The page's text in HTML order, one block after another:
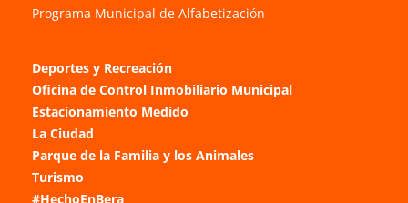
Programa Municipal de Alfabetización
Deportes y Recreación
Oficina de Control Inmobiliario Municipal
Estacionamiento Medido
La Ciudad
Parque de la Familia y los Animales
Turismo
#HechoEnBera